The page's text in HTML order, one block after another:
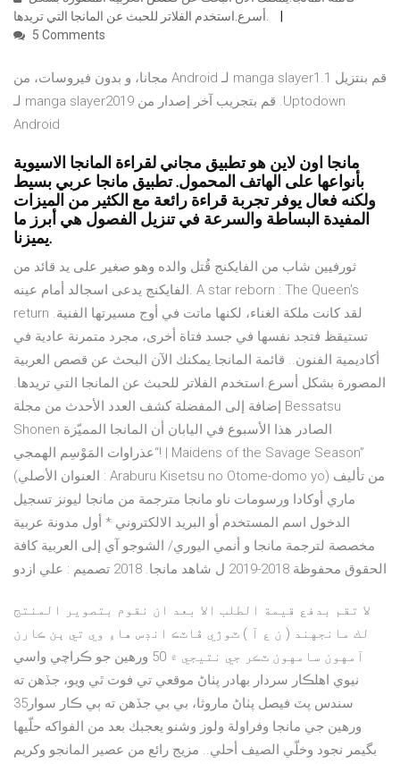
أسرع.استخدم الفلاتر للحبث عن المانجا التي تريدها.
5 Comments
‫قم بنتزيل manga slayer1.1 لـ Android مجانا، و بدون فيروسات، من
Uptodown. قم بتجريب آخر إصدار من manga slayer2019 لـ
Android
مانجا اون لاين هو تطبيق مجاني لقراءة المانجا الاسيوية
بأنواعها على الهاتف المحمول. تطبيق مانجا عربي بسيط
ولكنه فعال يوفر تجربة قراءة رائعة مع الكثير من الميزات
المفيدة البساطة والسرعة في تنزيل الفصول هي أبرز ما
يميزنا.
ثورفيين شاب من الفايكنج قُتل والده وهو صغير على يد قائد من
الفايكنج يدعى اسجالد أمام عينه. A star reborn : The Queen's
return لقد كانت ملكة الغناء، لكنها ماتت في أوج مسيرتها الفنية.
تستيقظ فتجد نفسها في جسد فتاة أخرى، مجرد متمرنة عادية في
أكاديمية الفنون.. قائمة المانجا.يمكنك الآن البحث عن قصص العربية
المصورة بشكل أسرع.استخدم الفلاتر للحبث عن المانجا التي تريدها.
إضافة إلى المفضلة كشف العدد الأحدث من مجلة Bessatsu
Shonen الصادر هذا الأسبوع في اليابان أن المانجا المميّزة
“عذراوات المَوْسِم الهمجي! | Maidens of the Savage Season”
(العنوان الأصلي : Araburu Kisetsu no Otome-domo yo) من تأليف
ماري أوكادا ورسومات ناو مانجا مترجمة من مانجا ليونز تسجيل
الدخول اسم المستخدم أو البريد الالكتروني * أول مدونة عربية
مخصصة لترجمة مانجا و أنمي اليوري/ الشوجو آي إلى العربية كافة
الحقوق محفوظة 2018-2019 ل شاهد مانجا. 2018 تصميم : علي ازدو
لا تقم بدفع قيمة الطلب الا بعد ان نقوم بتصوير المنتج
لك مانجهند ( ن ع آ ) ٽوڙي ڦاٽڪ انڊس هاءِ وي تي ٻن ڪارن
آمهون سامهون ٽڪر جي نتيجي ۾ 50 ورهين جو ڪراچي واسي
نيوي اهلڪار سردار بهادر پٺاڻ موقعي تي فوت ٿي ويو، جڏهن ته
سندس پٽ فيصل پٺاڻ ماروثا، بي بي جڏهن ته ٻي ڪار سوار35
ورهين جي مانجا وفراولة ولوز وشنو يعجبك بعد من الفواكه حلّيها
بگيمر نجود وخلّي الصيف أحلي.. مزيج رائع من عصير المانجو وكريم